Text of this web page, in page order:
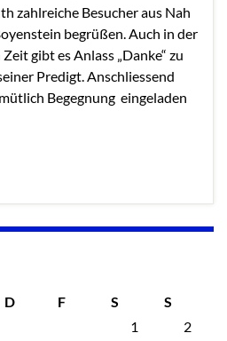
zahlreiche Besucher aus Nah
begrüßen. Auch in der
gibt es Anlass „Danke“ zu
Predigt. Anschliessend
Begegnung eingeladen
D F S
S
1
2